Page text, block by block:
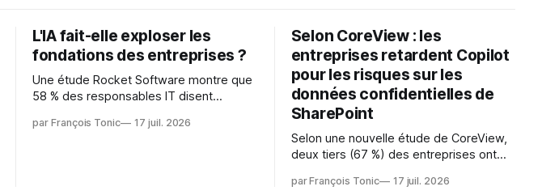
L'IA fait-elle exploser les
fondations des entreprises ?
Une étude Rocket Software montre que
58 % des responsables IT disent
émergentes telles que l'IA. Mais l'IA est
par François Tonic 17 juil. 2026
Selon CoreView : les
entreprises retardent Copilot
pour les risques sur les
données confidentielles de
SharePoint
Selon une nouvelle étude de CoreView,
deux tiers (67 %) des entreprises ont
Microsoft Copilot, craignant que l'IA
par François Tonic 17 juil. 2026